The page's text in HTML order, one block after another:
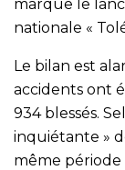
marque le
nationale «
Le bilan est
accidents ont
934 blessés.
inquiétante »
même période